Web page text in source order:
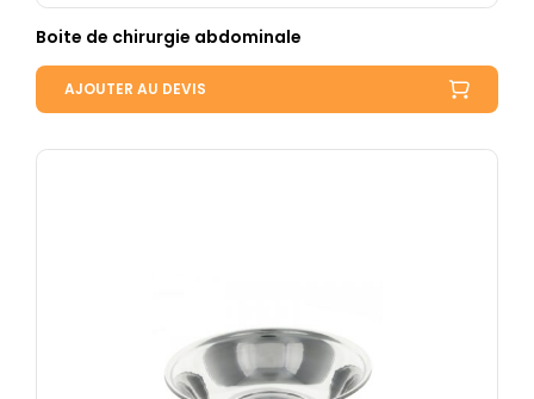
Boite de chirurgie abdominale
AJOUTER AU DEVIS